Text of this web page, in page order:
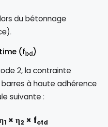
du bétonnage
(fbd)
2, la contrainte
à haute adhérence
suivante :
1 × η2 × fctd